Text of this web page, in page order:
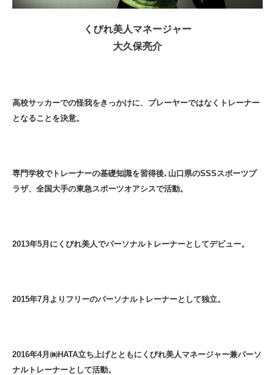
くびれ美人マネージャー
大久保亮介
高校サッカーでの怪我をきっかけに、プレーヤーではなくトレーナー
となることを決意。
専門学校でトレーナーの基礎知識を習得後､山口県のSSSスポーツプ
ラザ、全国大手の東急スポーツオアシスで活動。
2013年5月にくびれ美人でパーソナルトレーナーとしてデビュー。
2015年7月よりフリーのパーソナルトレーナーとして独立。
2016年4月㈱HATA立ち上げとともにくびれ美人マネージャー兼パーソ
ナルトレーナーとして活動。